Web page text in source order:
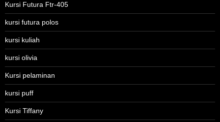
Kursi Futura Ftr-405
kursi futura polos
kursi kuliah
kursi olivia
Kursi pelaminan
kursi puff
Kursi Tiffany